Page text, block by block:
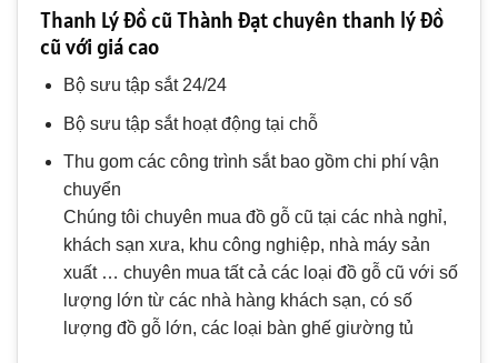
Thanh Lý đồ cũ Thành Đạt chuyên thanh lý đồ
cũ với giá cao
Bộ sưu tập sắt 24/24
Bộ sưu tập sắt hoạt động tại chỗ
Thu gom các công trình sắt bao gồm chi phí vận
chuyển
Chúng tôi chuyên mua đồ gỗ cũ tại các nhà nghỉ,
khách sạn xưa, khu công nghiệp, nhà máy sản
xuất … chuyên mua tất cả các loại đồ gỗ cũ với số
lượng lớn từ các nhà hàng khách sạn, có số
lượng đồ gỗ lớn, các loại bàn ghế giường tủ